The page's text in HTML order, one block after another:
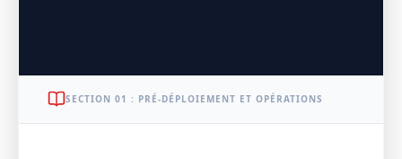
SECTION 01 : PRÉ-DÉPLOIEMENT ET OPÉRATIONS